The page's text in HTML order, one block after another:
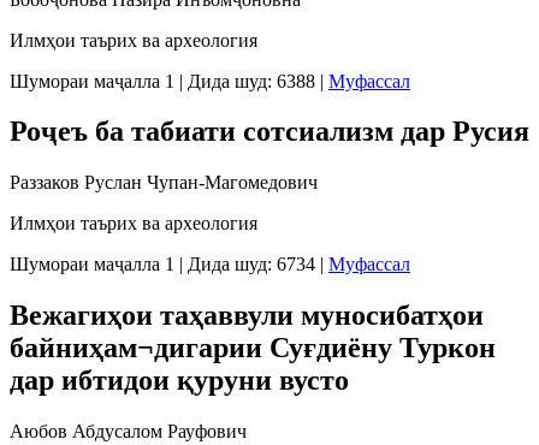
Илмҳои таърих ва археология
Шумораи маҷалла 1 | Дида шуд: 6388 | Муфассал
Роҷеъ ба табиати сотсиализм дар Русия
Раззаков Руслан Чупан-Магомедович
Илмҳои таърих ва археология
Шумораи маҷалла 1 | Дида шуд: 6734 | Муфассал
Вежагиҳои таҳаввули муносибатҳои
байниҳам¬дигарии Суғдиёну Туркон
дар ибтидои қуруни вусто
Аюбов Абдусалом Рауфович